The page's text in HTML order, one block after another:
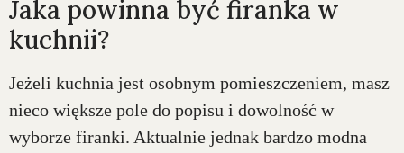
Jaka powinna być firanka w
kuchnii?
Jeżeli kuchnia jest osobnym pomieszczeniem, masz
nieco większe pole do popisu i dowolność w
wyborze firanki. Aktualnie jednak bardzo modna